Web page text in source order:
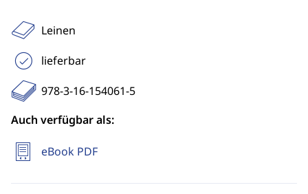
Leinen
lieferbar
978-3-16-154061-5
Auch verfügbar als:
eBook PDF